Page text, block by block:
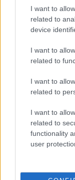
I want to
related to
device
I want to
related to
I want to
related to
I want to
related to
functionality
user